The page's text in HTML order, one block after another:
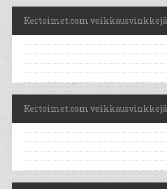
Kertoimet.com veikkausvinkkejä
Kertoimet.com veikkausvinkkejä